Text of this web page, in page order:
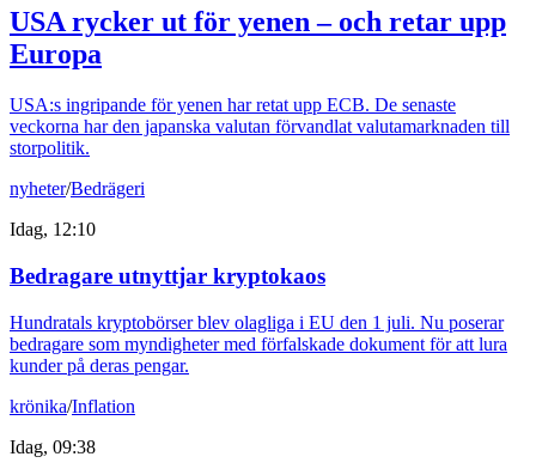
USA rycker ut för yenen – och retar upp
Europa
USA:s ingripande för yenen har retat upp ECB. De senaste
veckorna har den japanska valutan förvandlat valutamarknaden till
storpolitik.
nyheter/Bedrägeri
Idag, 12:10
Bedragare utnyttjar kryptokaos
Hundratals kryptobörser blev olagliga i EU den 1 juli. Nu poserar
bedragare som myndigheter med förfalskade dokument för att lura
kunder på deras pengar.
krönika/Inflation
Idag, 09:38